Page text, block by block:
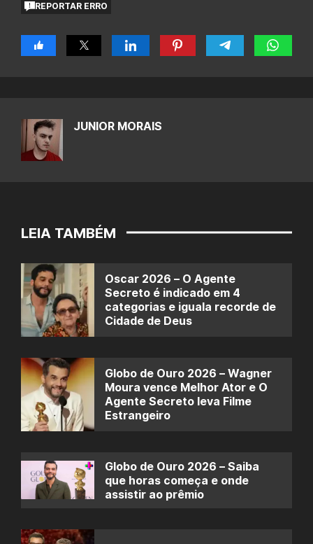
REPORTAR ERRO
JUNIOR MORAIS
LEIA TAMBÉM
Oscar 2026 – O Agente
Secreto é indicado em 4
categorias e iguala recorde de
Cidade de Deus
Globo de Ouro 2026 – Wagner
Moura vence Melhor Ator e O
Agente Secreto leva Filme
Estrangeiro
Globo de Ouro 2026 – Saiba
que horas começa e onde
assistir ao prêmio